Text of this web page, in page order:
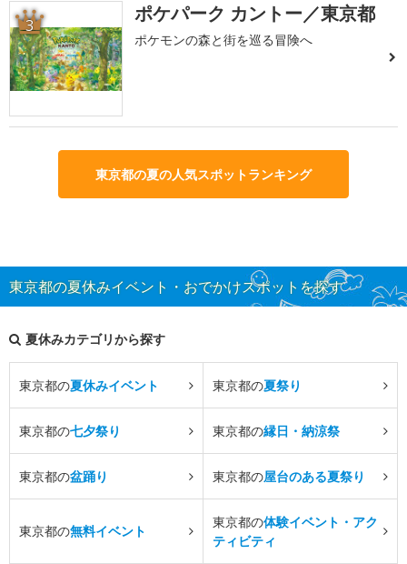
3 ポケパーク カントー／東京都
ポケモンの森と街を巡る冒険へ
東京都の夏の人気スポットランキング
東京都の夏休みイベント・おでかけスポットを探す
夏休みカテゴリから探す
東京都の夏休みイベント 東京都の夏祭り
東京都の七夕祭り 東京都の縁日・納涼祭
東京都の盆踊り 東京都の屋台のある夏祭り
東京都の無料イベント
東京都の体験イベント・アク
ティビティ